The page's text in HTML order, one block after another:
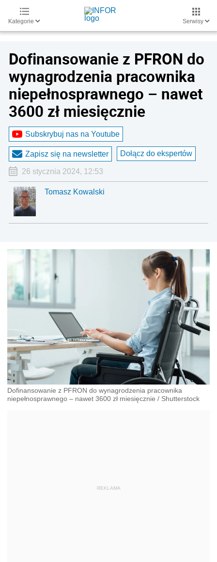
Kategorie Serwisy
Dofinansowanie z PFRON do
wynagrodzenia pracownika
niepełnosprawnego – nawet
3600 zł miesięcznie
Subskrybuj nas na Youtube
Zapisz się na newsletter Dołącz do ekspertów
26 stycznia 2024, 12:53
Tomasz Kowalski
Dofinansowanie z PFRON do wynagrodzenia pracownika
niepełnosprawnego – nawet 3600 zł miesięcznie / Shutterstock